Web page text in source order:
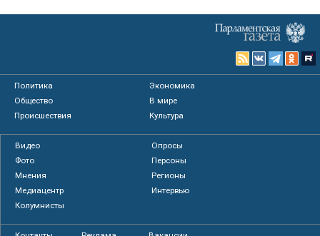
Политика
Экономика
Общество
В мире
Происшествия
Культура
Видео
Опросы
Фото
Персоны
Мнения
Регионы
Медиацентр
Интервью
Колумнисты